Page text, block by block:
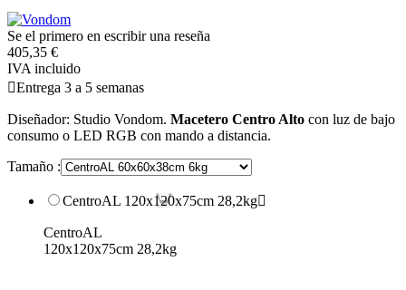
Se el primero en escribir una reseña
405,35 €
IVA incluido
Entrega 3 a 5 semanas
Diseñador: Studio Vondom. Macetero Centro Alto con luz de bajo
consumo o LED RGB con mando a distancia.
Tamaño :
CentroAL 120x120x75cm 28,2kg
CentroAL
120x120x75cm 28,2kg